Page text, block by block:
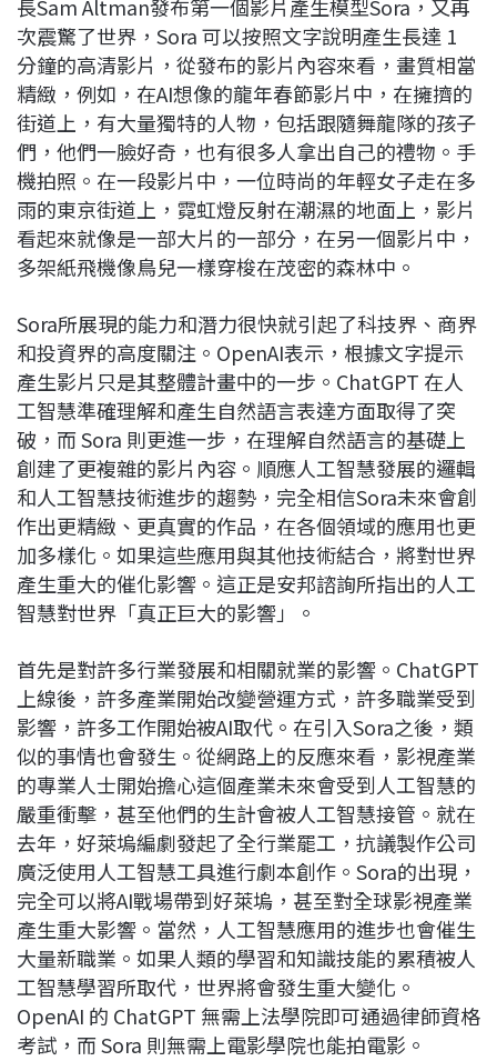
長Sam Altman發布第一個影片產生模型Sora，又再
次震驚了世界，Sora 可以按照文字說明產生長達 1
分鐘的高清影片，從發布的影片內容來看，畫質相當
精緻，例如，在AI想像的龍年春節影片中，在擁擠的
街道上，有大量獨特的人物，包括跟隨舞龍隊的孩子
們，他們一臉好奇，也有很多人拿出自己的禮物。手
機拍照。在一段影片中，一位時尚的年輕女子走在多
雨的東京街道上，霓虹燈反射在潮濕的地面上，影片
看起來就像是一部大片的一部分，在另一個影片中，
多架紙飛機像鳥兒一樣穿梭在茂密的森林中。
Sora所展現的能力和潛力很快就引起了科技界、商界
和投資界的高度關注。OpenAI表示，根據文字提示
產生影片只是其整體計畫中的一步。ChatGPT 在人
工智慧準確理解和產生自然語言表達方面取得了突
破，而 Sora 則更進一步，在理解自然語言的基礎上
創建了更複雜的影片內容。順應人工智慧發展的邏輯
和人工智慧技術進步的趨勢，完全相信Sora未來會創
作出更精緻、更真實的作品，在各個領域的應用也更
加多樣化。如果這些應用與其他技術結合，將對世界
產生重大的催化影響。這正是安邦諮詢所指出的人工
智慧對世界「真正巨大的影響」。
首先是對許多行業發展和相關就業的影響。ChatGPT
上線後，許多產業開始改變營運方式，許多職業受到
影響，許多工作開始被AI取代。在引入Sora之後，類
似的事情也會發生。從網路上的反應來看，影視產業
的專業人士開始擔心這個產業未來會受到人工智慧的
嚴重衝擊，甚至他們的生計會被人工智慧接管。就在
去年，好萊塢編劇發起了全行業罷工，抗議製作公司
廣泛使用人工智慧工具進行劇本創作。Sora的出現，
完全可以將AI戰場帶到好萊塢，甚至對全球影視產業
產生重大影響。當然，人工智慧應用的進步也會催生
大量新職業。如果人類的學習和知識技能的累積被人
工智慧學習所取代，世界將會發生重大變化。
OpenAI 的 ChatGPT 無需上法學院即可通過律師資格
考試，而 Sora 則無需上電影學院也能拍電影。